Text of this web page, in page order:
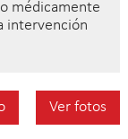
médicamente
intervención
Ver fotos